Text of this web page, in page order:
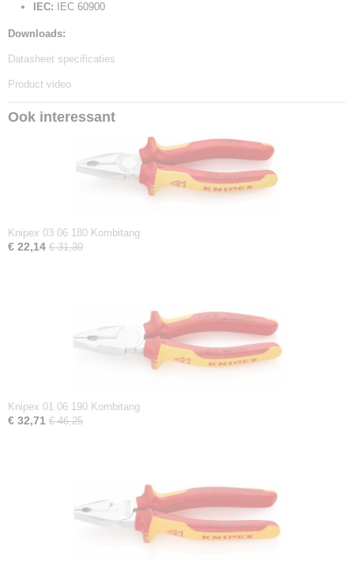
IEC: IEC 60900
Downloads:
Datasheet specificaties
Product video
Ook interessant
Knipex 03 06 180 Kombitang
€ 22,14 € 31,30
Knipex 01 06 190 Kombitang
€ 32,71 € 46,25